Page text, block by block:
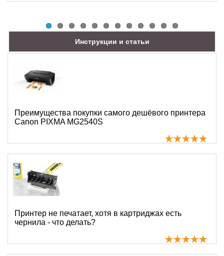
Инструкции и статьи
Преимущества покупки самого дешёвого принтера
Canon PIXMA MG2540S
Принтер не печатает, хотя в картриджах есть
чернила - что делать?